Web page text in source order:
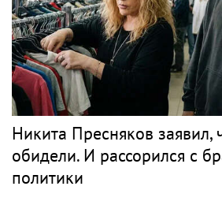
Никита Пресняков заявил,
обидели. И рассорился с
политики